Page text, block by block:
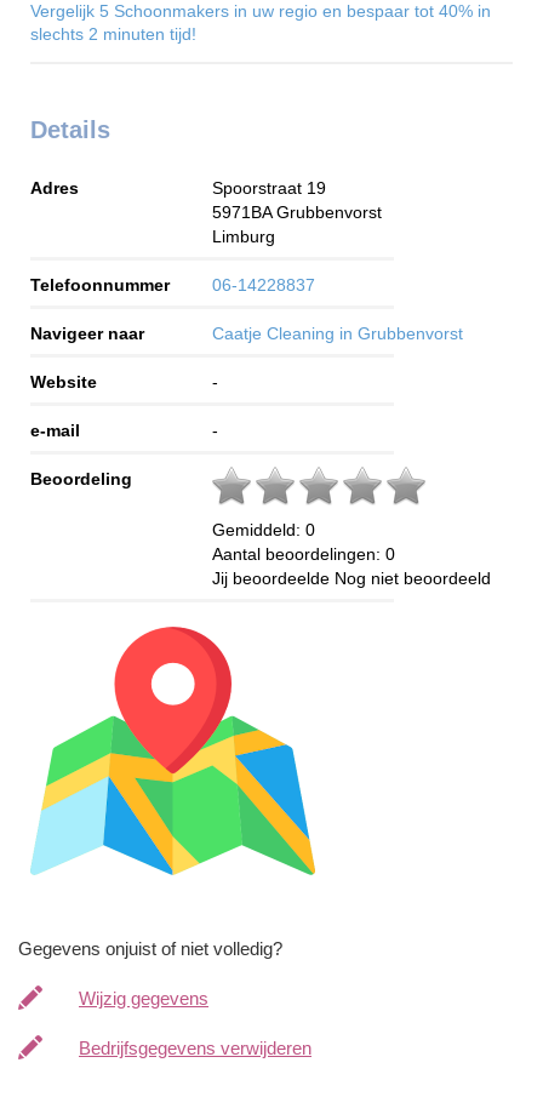
Vergelijk 5 Schoonmakers in uw regio en bespaar tot 40% in
slechts 2 minuten tijd!
Details
Adres
Spoorstraat 19
5971BA Grubbenvorst
Limburg
Telefoonnummer 06-14228837
Navigeer naar Caatje Cleaning in Grubbenvorst
Website -
e-mail -
Beoordeling
Gemiddeld: 0
Aantal beoordelingen: 0
Jij beoordeelde Nog niet beoordeeld
Gegevens onjuist of niet volledig?
Wijzig gegevens
Bedrijfsgegevens verwijderen